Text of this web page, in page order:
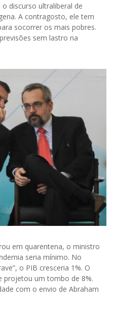
discurso ultraliberal de
A contragosto, ele tem
socorrer os mais pobres.
sem lastro na
em quarentena, o ministro
seria mínimo. No
o PIB cresceria 1%. O
projetou um tombo de 8%.
com o envio de Abraham